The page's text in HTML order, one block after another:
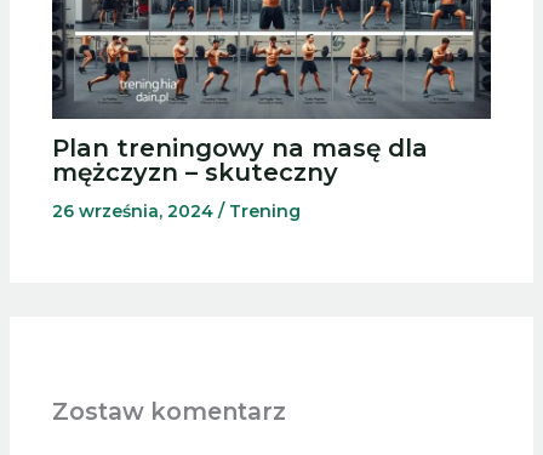
Plan treningowy na masę dla
mężczyzn – skuteczny
26 września, 2024 / Trening
Zostaw komentarz